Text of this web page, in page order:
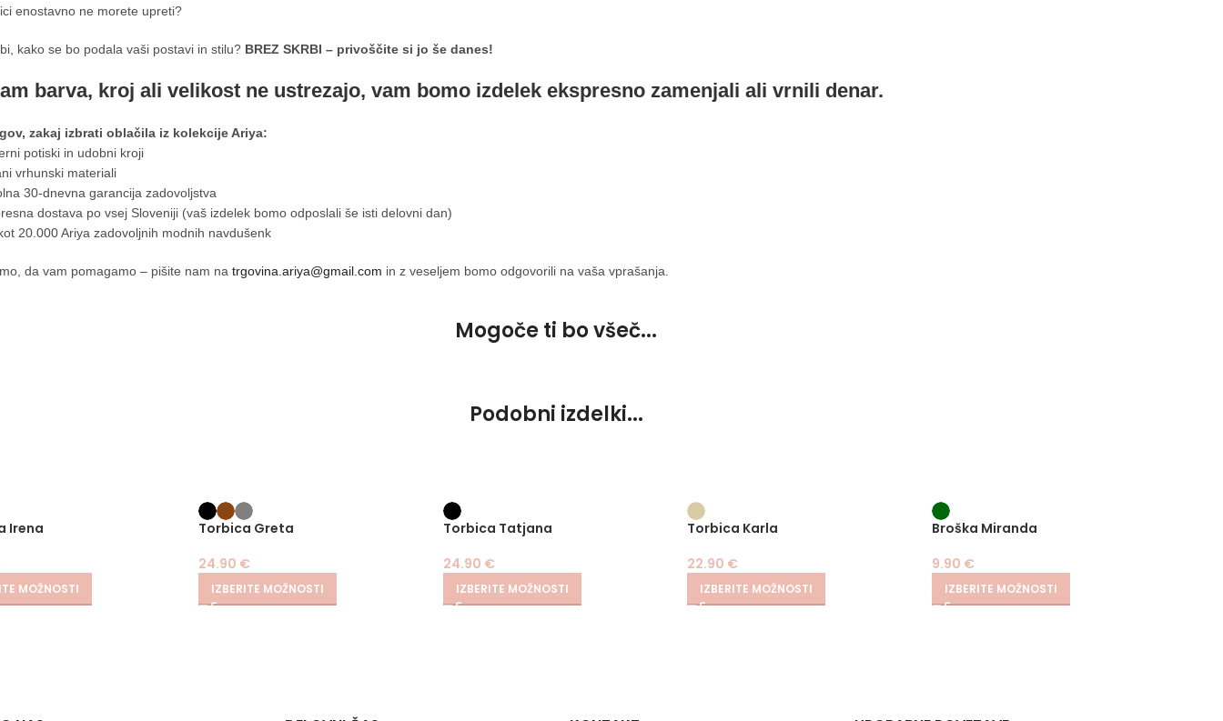
enostavno ne morete upreti?
kako se bo podala vaši postavi in stilu? BREZ SKRBI – privoščite si jo še danes!
barva, kroj ali velikost ne ustrezajo, vam bomo izdelek ekspresno zamenjali ali vrnili denar.
zakaj izbrati oblačila iz kolekcije Ariya:
potiski in udobni kroji
vrhunski materiali
30-dnevna garancija zadovoljstva
dostava po vsej Sloveniji (vaš izdelek bomo odposlali še isti delovni dan)
20.000 Ariya zadovoljnih modnih navdušenk
da vam pomagamo – pišite nam na trgovina.ariya@gmail.com in z veseljem bomo odgovorili na vaša vprašanja.
Mogoče ti bo všeč...
Podobni izdelki...
Irena
MOŽNOSTI
Torbica Greta
24.90 €
IZBERITE MOŽNOSTI
Torbica Tatjana
24.90 €
IZBERITE MOŽNOSTI
Torbica Karla
22.90 €
IZBERITE MOŽNOSTI
Broška Miranda
9.90 €
IZBERITE MOŽNOSTI